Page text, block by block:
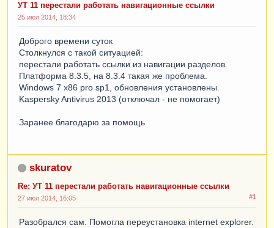
УТ 11 перестали работать навигационные ссылки
25 июл 2014, 18:34
Доброго времени суток
Столкнулся с такой ситуацией:
перестали работать ссылки из навигации разделов.
Платформа 8.3.5, на 8.3.4 такая же проблема.
Windows 7 x86 pro sp1, обновления установлены.
Kaspersky Antivirus 2013 (отключал - не помогает)
Заранее благодарю за помощь
skuratov
Re: УТ 11 перестали работать навигационные ссылки
#1
27 июл 2014, 16:05
Разобрался сам. Помогла переустановка internet explorer.